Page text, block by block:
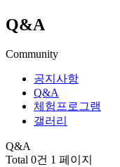
Q&A
Community
공지사항
Q&A
체험프로그램
갤러리
Q&A
Total 0건 1 페이지